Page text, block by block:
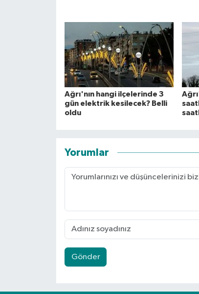
Ağrı'nın hangi ilçelerinde 3
gün elektrik kesilecek? Belli
oldu
Yorumlar
Gönder